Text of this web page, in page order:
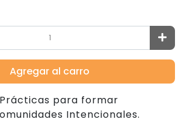
Agregar al carro
para formar
Intencionales.